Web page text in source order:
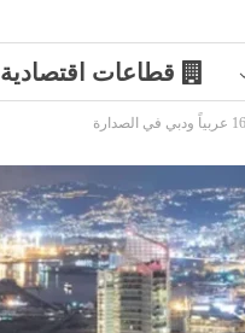
قطاعات اقتصادية
منوعات